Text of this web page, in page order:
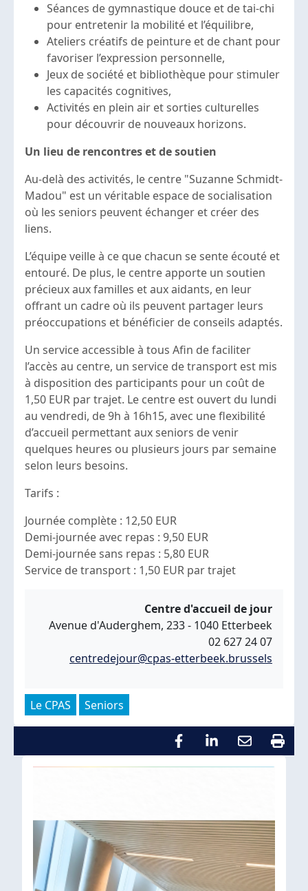
Séances de gymnastique douce et de tai-chi
pour entretenir la mobilité et l’équilibre,
Ateliers créatifs de peinture et de chant pour
favoriser l’expression personnelle,
Jeux de société et bibliothèque pour stimuler
les capacités cognitives,
Activités en plein air et sorties culturelles
pour découvrir de nouveaux horizons.
Un lieu de rencontres et de soutien
Au-delà des activités, le centre "Suzanne Schmidt-
Madou" est un véritable espace de socialisation
où les seniors peuvent échanger et créer des
liens.
L’équipe veille à ce que chacun se sente écouté et
entouré. De plus, le centre apporte un soutien
précieux aux familles et aux aidants, en leur
offrant un cadre où ils peuvent partager leurs
préoccupations et bénéficier de conseils adaptés.
Un service accessible à tous Afin de faciliter
l’accès au centre, un service de transport est mis
à disposition des participants pour un coût de
1,50 EUR par trajet. Le centre est ouvert du lundi
au vendredi, de 9h à 16h15, avec une flexibilité
d’accueil permettant aux seniors de venir
quelques heures ou plusieurs jours par semaine
selon leurs besoins.
Tarifs :
Journée complète : 12,50 EUR
Demi-journée avec repas : 9,50 EUR
Demi-journée sans repas : 5,80 EUR
Service de transport : 1,50 EUR par trajet
Centre d'accueil de jour
Avenue d'Auderghem, 233 - 1040 Etterbeek
02 627 24 07
centredejour@cpas-etterbeek.brussels
Le CPAS Seniors